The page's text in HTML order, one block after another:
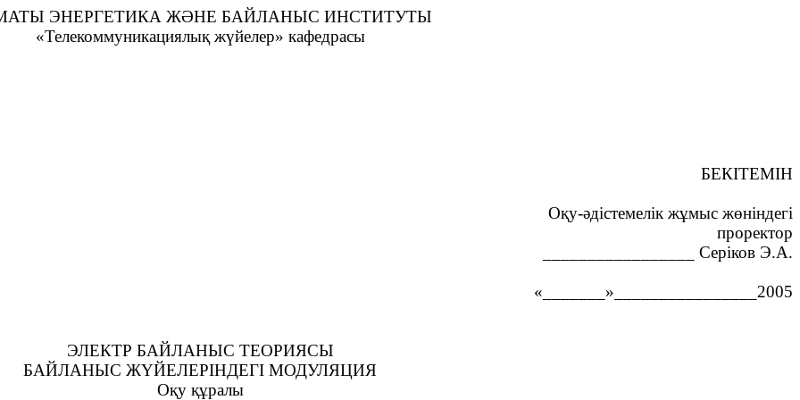
ЭНЕРГЕТИКА ЖӘНЕ БАЙЛАНЫС ИНСТИТУТЫ
«Телекоммуникациялық жүйелер» кафедрасы
БЕКІТЕМІН
Оқу-әдістемелік жұмыс жөніндегі
проректор
Серіков Э.А.
« » ________________2005
ЭЛЕКТР БАЙЛАНЫС ТЕОРИЯСЫ
БАЙЛАНЫС ЖҮЙЕЛЕРІНДЕГІ МОДУЛЯЦИЯ
Оқу құралы